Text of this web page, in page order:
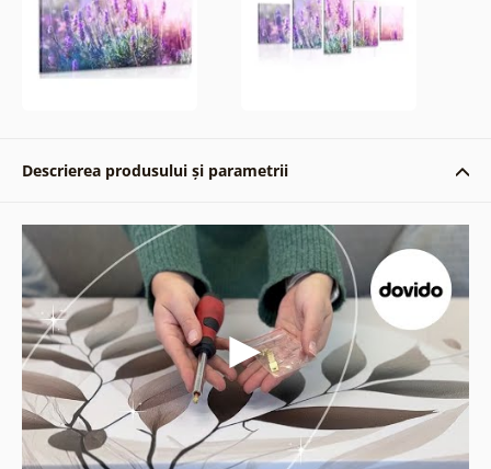
Descrierea produsului și parametrii